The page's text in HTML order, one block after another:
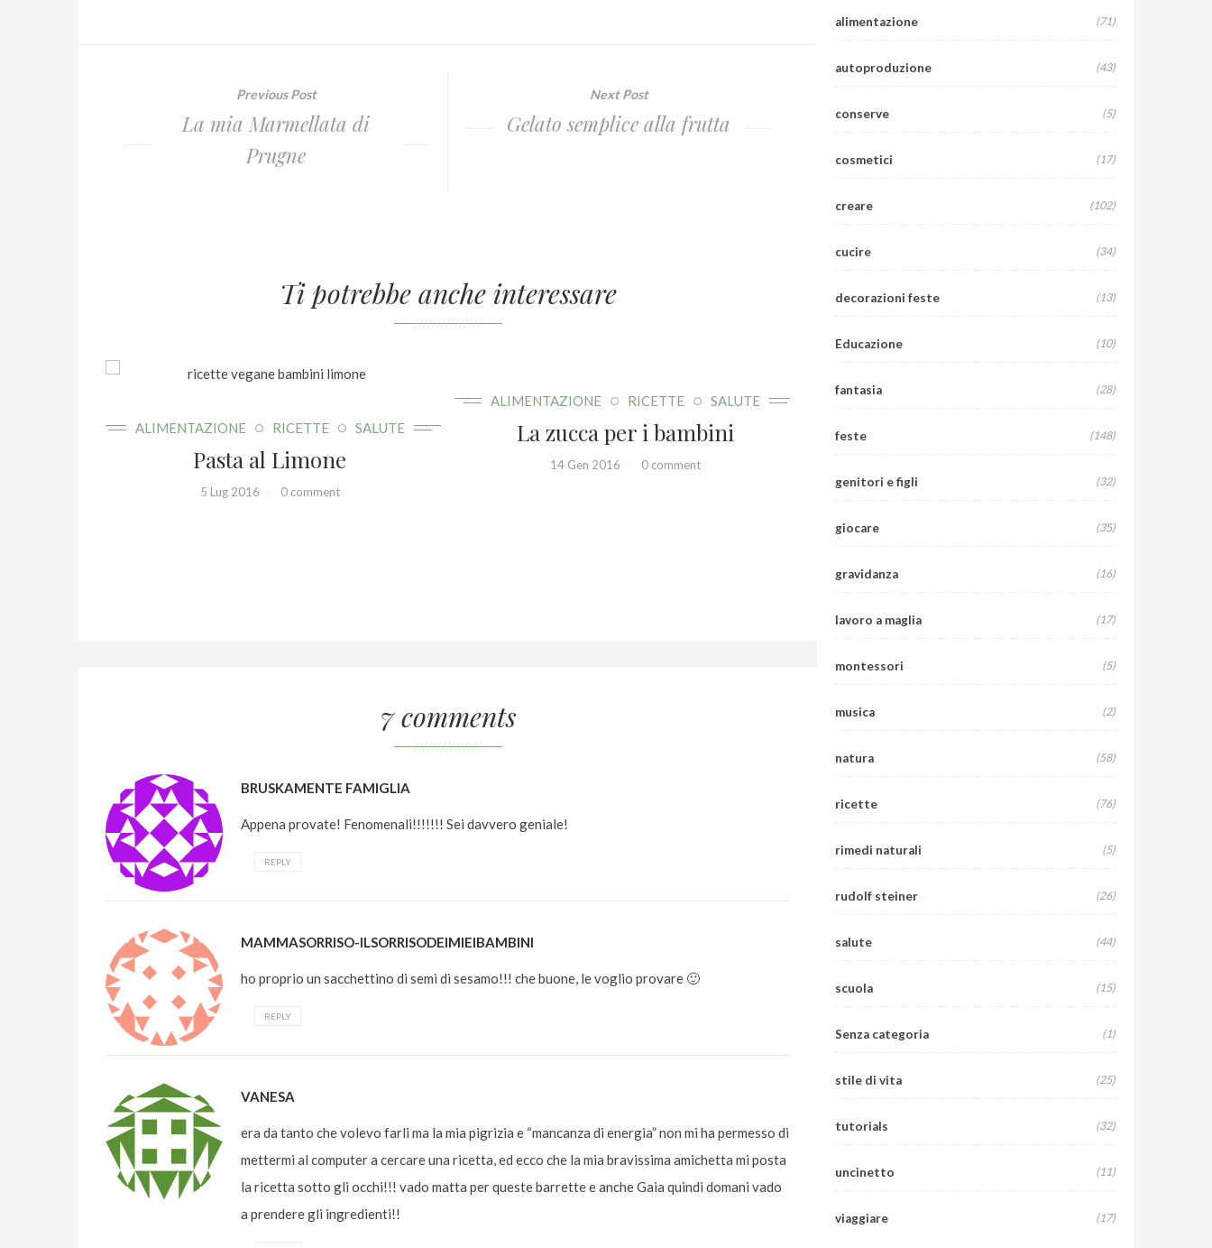
Previous Post
La mia Marmellata di
Prugne
Next Post
Gelato semplice alla frutta
Ti potrebbe anche interessare
///////////////
ALIMENTAZIONE RICETTE SALUTE
Pasta al Limone
5 Lug 2016 0 comment
ALIMENTAZIONE RICETTE SALUTE
La zucca per i bambini
14 Gen 2016 0 comment
Aspettando la Befana
7 comments
///////////////
BRUSKAMENTE FAMIGLIA
Appena provate! Fenomenali!!!!!!! Sei davvero geniale!
REPLY
MAMMASORRISO-ILSORRISODEIMIEIBAMBINI
ho proprio un sacchettino di semi di sesamo!!! che buone, le voglio provare 🙂
REPLY
VANESA
era da tanto che volevo farli ma la mia pigrizia e “mancanza di energia” non mi ha permesso di
mettermi al computer a cercare una ricetta, ed ecco che la mia bravissima amichetta mi posta
la ricetta sotto gli occhi!!! vado matta per queste barrette e anche Gaia quindi domani vado
a prendere gli ingredienti!!
alimentazione (71)
autoproduzione (43)
conserve (5)
cosmetici (17)
creare (102)
cucire (34)
decorazioni feste (13)
Educazione (10)
fantasia (28)
feste (148)
genitori e figli (32)
giocare (35)
gravidanza (16)
lavoro a maglia (17)
montessori (5)
musica (2)
natura (58)
ricette (76)
rimedi naturali (5)
rudolf steiner (26)
salute (44)
scuola (15)
Senza categoria (1)
stile di vita (25)
tutorials (32)
uncinetto (11)
viaggiare (17)